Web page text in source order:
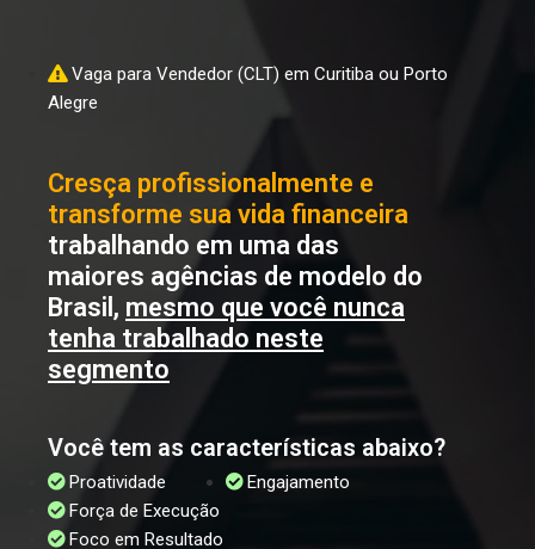
Vaga para Vendedor (CLT) em Curitiba ou Porto
Alegre
Cresça profissionalmente e
transforme sua vida financeira
trabalhando em uma das
maiores agências de modelo do
Brasil, mesmo que você nunca
tenha trabalhado neste
segmento
Você tem as características abaixo?
Proatividade
Engajamento
Força de Execução
Foco em Resultado